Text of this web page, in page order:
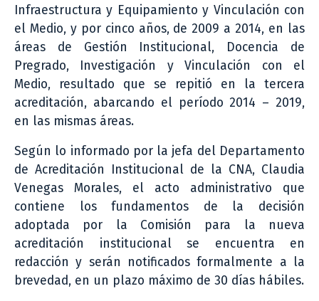
Infraestructura y Equipamiento y Vinculación con
el Medio, y por cinco años, de 2009 a 2014, en las
áreas de Gestión Institucional, Docencia de
Pregrado, Investigación y Vinculación con el
Medio, resultado que se repitió en la tercera
acreditación, abarcando el período 2014 – 2019,
en las mismas áreas.
Según lo informado por la jefa del Departamento
de Acreditación Institucional de la CNA, Claudia
Venegas Morales, el acto administrativo que
contiene los fundamentos de la decisión
adoptada por la Comisión para la nueva
acreditación institucional se encuentra en
redacción y serán notificados formalmente a la
brevedad, en un plazo máximo de 30 días hábiles.